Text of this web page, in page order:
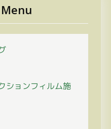
Menu
ションフィルム施